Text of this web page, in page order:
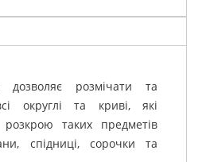
дозволяє розмічати та
округлі та криві, які
розкрою таких предметів
спідниці, сорочки та